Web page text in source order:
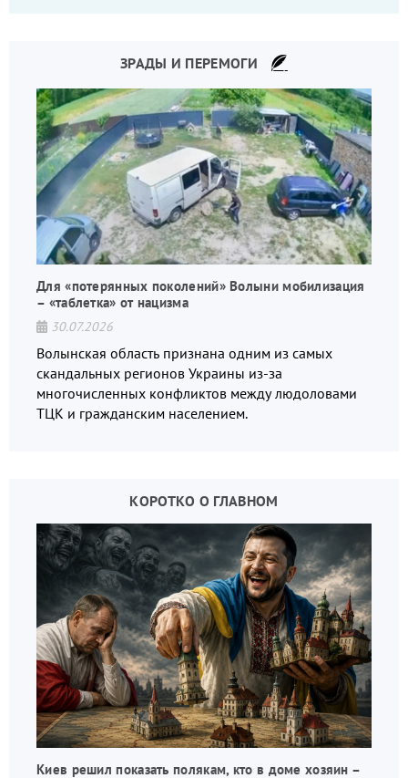
ЗРАДЫ И ПЕРЕМОГИ
Для «потерянных поколений» Волыни мобилизация
– «таблетка» от нацизма
30.07.2026
Волынская область признана одним из самых
скандальных регионов Украины из-за
многочисленных конфликтов между людоловами
ТЦК и гражданским населением.
КОРОТКО О ГЛАВНОМ
Киев решил показать полякам, кто в доме хозяин –